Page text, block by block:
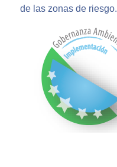
de las zonas de riesgo.